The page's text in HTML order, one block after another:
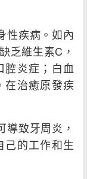
性疾病。如內
乏維生素C，
腔炎症；白血
在治癒原發疾
致牙周炎，
己的工作和生